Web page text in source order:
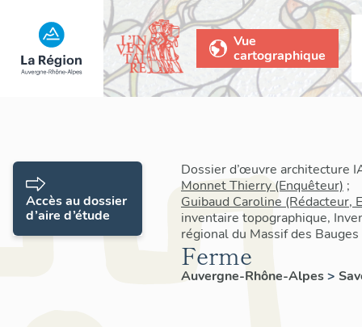
Vue
cartographique
Dossier d’œuvre architecture
Monnet Thierry (Enquêteur) ;
Guibaud Caroline (Rédacteur,
inventaire topographique,
régional du Massif des Bauges
Ferme
Auvergne-Rhône-Alpes>
Accès au dossier
d’aire d’étude